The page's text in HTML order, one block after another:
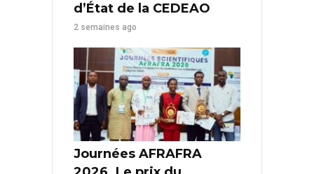
d’État de la CEDEAO
2 semaines ago
Journées AFRAFRA